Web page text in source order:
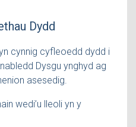
Dydd
cynnig cyfleoedd dydd i
Dysgu ynghyd ag
asesedig.
wedi’u lleoli yn y